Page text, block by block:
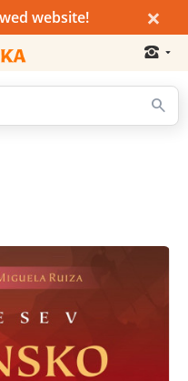
website! ×